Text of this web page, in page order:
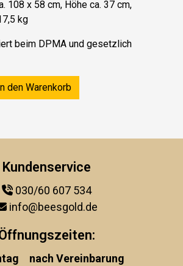
108 x 58 cm, Höhe ca. 37 cm,
kg
beim DPMA und gesetzlich
den Warenkorb
Kundenservice
030/60 607 534
info@beesgold.de
nach Vereinbarung